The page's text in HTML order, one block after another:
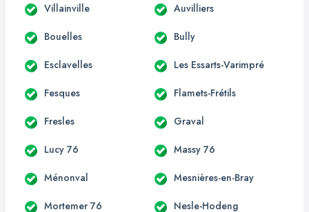
Villainville Auvilliers
Bouelles Bully
Esclavelles Les Essarts-Varimpré
Fesques Flamets-Frétils
Fresles Graval
Lucy 76 Massy 76
Ménonval Mesnières-en-Bray
Mortemer 76 Nesle-Hodeng